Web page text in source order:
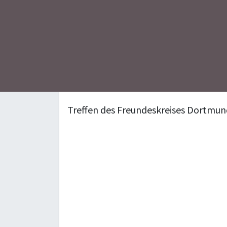
Treffen des Freundeskreises